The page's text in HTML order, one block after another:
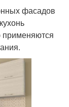
фасадов
применяются